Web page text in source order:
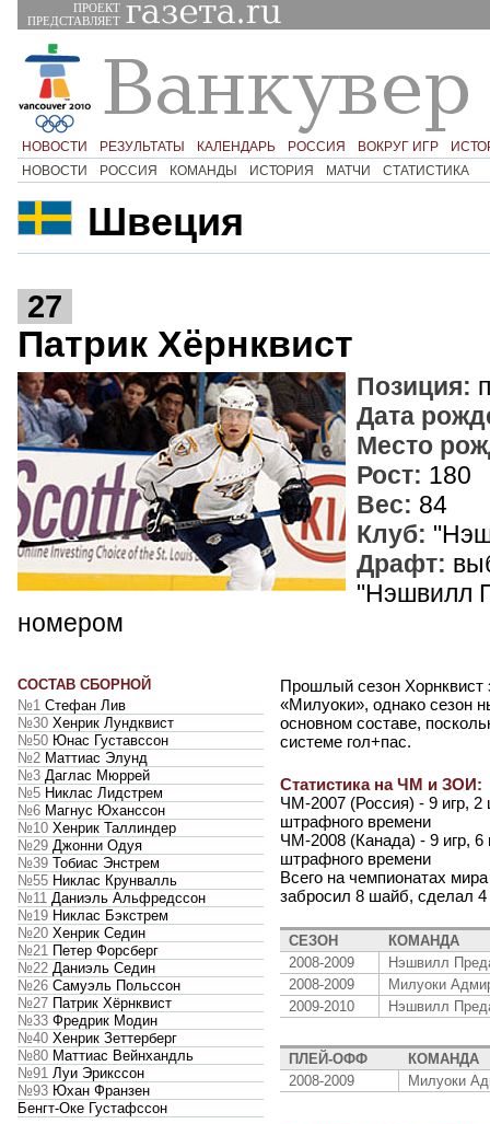
ПРОЕКТ
ПРЕДСТАВЛЯЕТ
НОВОСТИ РЕЗУЛЬТАТЫ КАЛЕНДАРЬ РОССИЯ ВОКРУГ ИГР
НОВОСТИ
РОССИЯ КОМАНДЫ ИСТОРИЯ МАТЧИ СТАТИСТИКА
Швеция
27
Патрик Хёрнквист
Позиция:
Дата
Место
Рост: 180
Вес: 84
Клуб:
Драфт:
"Нэшвилл
номером
Прошлый сезон
«Милуоки», однако сезон
основном составе,
системе гол+пас.
Статистика на ЧМ и ЗОИ:
ЧМ-2007 (Россия) - 9 игр,
штрафного времени
ЧМ-2008 (Канада) - 9 игр,
штрафного времени
Всего на чемпионатах
забросил 8 шайб, сделал 4
СЕЗОН
КОМАНДА
2008-2009
Нэшвилл
2008-2009
Милуоки
2009-2010
Нэшвилл
ПЛЕЙ-ОФФ
КОМАНДА
2008-2009
Милуоки
СОСТАВ СБОРНОЙ
№1 Стефан Лив
№30 Хенрик Лундквист
№50 Юнас Густавссон
№2 Маттиас Элунд
№3 Даглас Мюррей
№5 Никлас Лидстрем
№6 Магнус Юханссон
№10 Хенрик Таллиндер
№29 Джонни Одуя
№39 Тобиас Энстрем
№55 Никлас Крунвалль
№11 Даниэль Альфредссон
№19 Никлас Бэкстрем
№20 Хенрик Седин
№21 Петер Форсберг
№22 Даниэль Седин
№26 Самуэль Польссон
№27 Патрик Хёрнквист
№33 Фредрик Модин
№40 Хенрик Зеттерберг
№80 Маттиас Вейнхандль
№91 Луи Эрикссон
№93 Юхан Франзен
Бенгт-Оке Густафссон